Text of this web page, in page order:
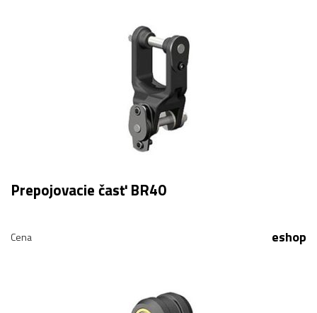
Prepojovacie časť BR40
Cena eshop